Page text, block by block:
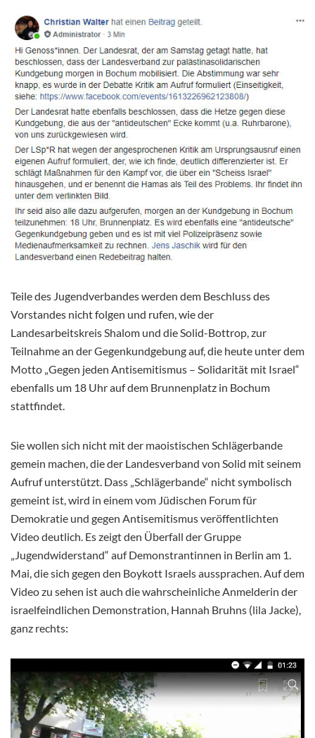
Teile des Jugendverbandes werden dem Beschluss des
Vorstandes nicht folgen und rufen, wie der
Landesarbeitskreis Shalom und die Solid-Bottrop, zur
Teilnahme an der Gegenkundgebung auf, die heute unter dem
Motto „Gegen jeden Antisemitismus – Solidarität mit Israel“
ebenfalls um 18 Uhr auf dem Brunnenplatz in Bochum
stattfindet.
Sie wollen sich nicht mit der maoistischen Schlägerbande
gemein machen, die der Landesverband von Solid mit seinem
Aufruf unterstützt. Dass „Schlägerbande“ nicht symbolisch
gemeint ist, wird in einem vom Jüdischen Forum für
Demokratie und gegen Antisemitismus veröffentlichten
Video deutlich. Es zeigt den Überfall der Gruppe
„Jugendwiderstand“ auf Demonstrantinnen in Berlin am 1.
Mai, die sich gegen den Boykott Israels aussprachen. Auf dem
Video zu sehen ist auch die wahrscheinliche Anmelderin der
israelfeindlichen Demonstration, Hannah Bruhns (lila Jacke),
ganz rechts: